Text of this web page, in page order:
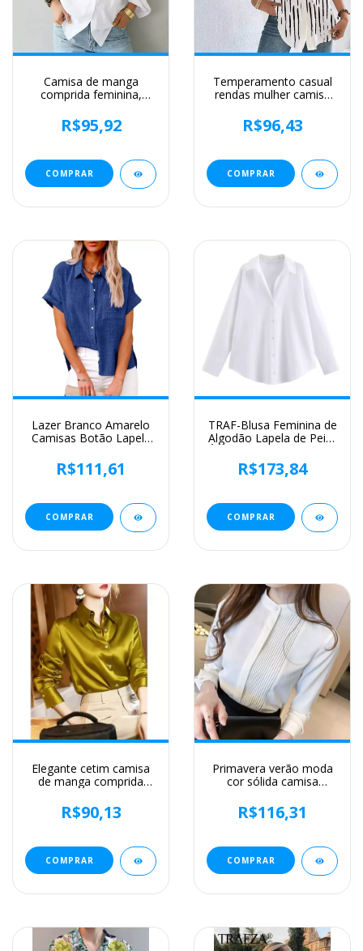
Camisa de manga
comprida feminina,
de gola aberta, cor
sólida, moda senhora
outono, 2022
R$95,92
COMPRAR
Temperamento casual
rendas mulher camisa
mulher elegante manga
curta blusa férias fim de
R$96,43
COMPRAR
Lazer Branco Amarelo
Camisas Botão Lapela
Loose Long Sleeve
Oversized Camisa
Outono Blusas Mujer
R$111,61
COMPRAR
TRAF-Blusa Feminina de
Algodão Lapela de Peito
Tops de Manga
Comprida Oxford,
Moda Primavera
R$173,84
COMPRAR
Elegante cetim camisa
de manga comprida
escritório, roupas
femininas finas, moda
verão, 2024
R$90,13
COMPRAR
Primavera verão moda
cor sólida camisa
longa comutando
irregular botão chiffon
branca das mulheres
c028
R$116,31
COMPRAR